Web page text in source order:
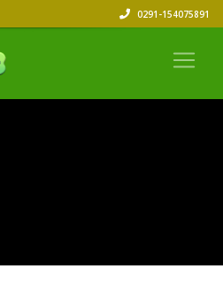
0291-154075891